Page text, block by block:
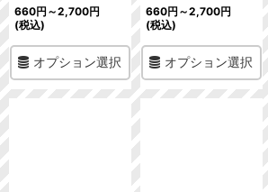
660円 ～2,700円
(税込)
オプション選択
660円 ～2,700円
(税込)
オプション選択